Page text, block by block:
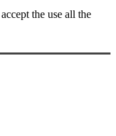
the use all the